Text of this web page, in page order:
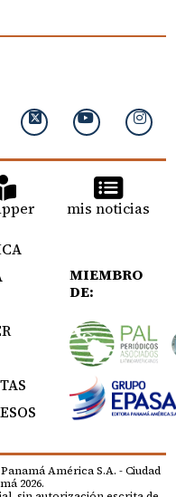
mis noticias
MIEMBRO
DE:
América S.A. - Ciudad
2026.